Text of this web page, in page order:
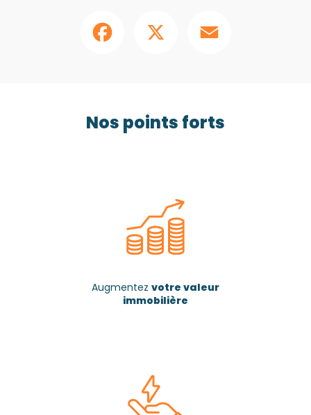
Nos points forts
Augmentez votre valeur
immobilière